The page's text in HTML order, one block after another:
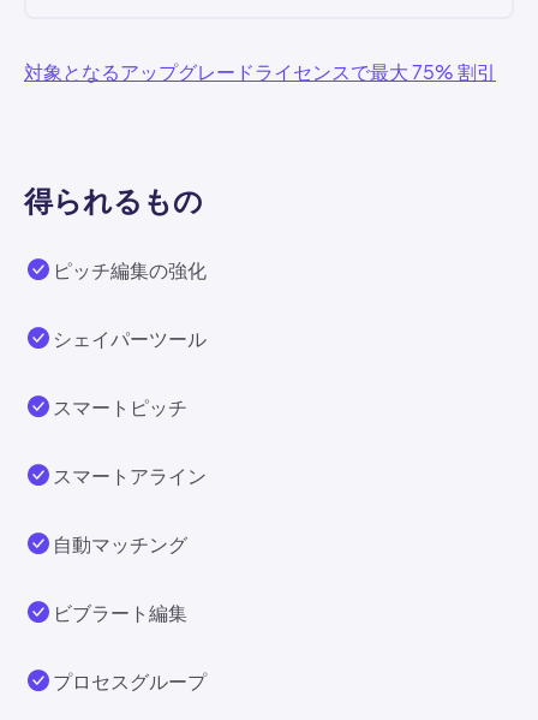
得られるもの
ピッチ編集の強化
シェイパーツール
スマートピッチ
スマートアライン
自動マッチング
ビブラート編集
プロセスグループ
対象となるアップグレードライセンスで最大 75% 割引